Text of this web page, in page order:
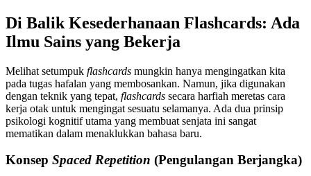
Di Balik Kesederhanaan Flashcards: Ada
Ilmu Sains yang Bekerja
Melihat setumpuk flashcards mungkin hanya mengingatkan kita
pada tugas hafalan yang membosankan. Namun, jika digunakan
dengan teknik yang tepat, flashcards secara harfiah meretas cara
kerja otak untuk mengingat sesuatu selamanya. Ada dua prinsip
psikologi kognitif utama yang membuat senjata ini sangat
mematikan dalam menaklukkan bahasa baru.
Konsep Spaced Repetition (Pengulangan Berjangka)